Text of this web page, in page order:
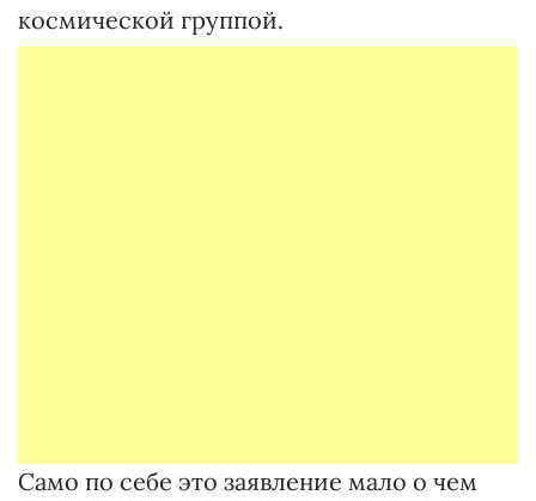
космической группой.
Само по себе это заявление мало о чем